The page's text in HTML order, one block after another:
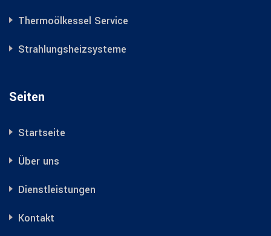
Thermoölkessel Service
Strahlungsheizsysteme
Seiten
Startseite
Über uns
Dienstleistungen
Kontakt